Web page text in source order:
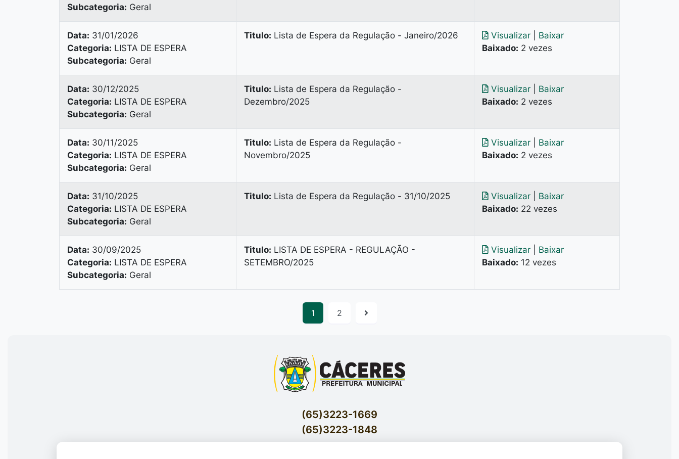
Subcategoria: Geral
Data: 31/01/2026
Categoria: LISTA DE ESPERA
Subcategoria: Geral
Titulo: Lista de Espera da Regulação - Janeiro/2026 Visualizar
Baixar
Baixado: 2 vezes
Data: 30/12/2025
Categoria: LISTA DE ESPERA
Subcategoria: Geral
Titulo: Lista de Espera da Regulação -
Dezembro/2025
Visualizar
Baixar
Baixado: 2 vezes
Data: 30/11/2025
Categoria: LISTA DE ESPERA
Subcategoria: Geral
Titulo: Lista de Espera da Regulação -
Novembro/2025
Visualizar
Baixar
Baixado: 2 vezes
Data: 31/10/2025
Categoria: LISTA DE ESPERA
Subcategoria: Geral
Titulo: Lista de Espera da Regulação - 31/10/2025 Visualizar
Baixar
Baixado: 22 vezes
Data: 30/09/2025
Categoria: LISTA DE ESPERA
Subcategoria: Geral
Titulo: LISTA DE ESPERA - REGULAÇÃO -
SETEMBRO/2025
Visualizar
Baixar
Baixado: 12 vezes
1 2
(65)3223-1669
(65)3223-1848